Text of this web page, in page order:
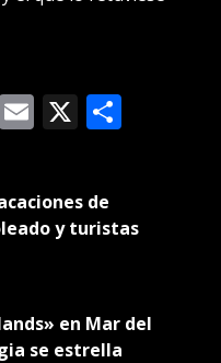
Google
Email
X
de
y turistas
en Mar del
se estrella